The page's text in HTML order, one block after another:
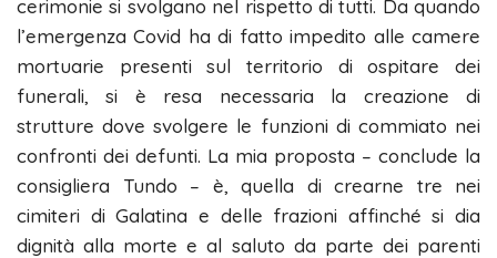
cerimonie si svolgano nel rispetto di tutti. Da quando
l’emergenza Covid ha di fatto impedito alle camere
mortuarie presenti sul territorio di ospitare dei
funerali, si è resa necessaria la creazione di
strutture dove svolgere le funzioni di commiato nei
confronti dei defunti. La mia proposta – conclude la
consigliera Tundo – è, quella di crearne tre nei
cimiteri di Galatina e delle frazioni affinché si dia
dignità alla morte e al saluto da parte dei parenti